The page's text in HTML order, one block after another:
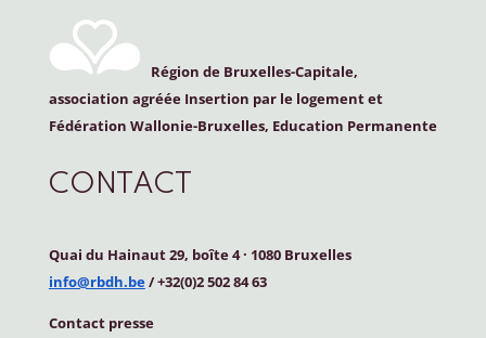
Région de Bruxelles-Capitale,
association agréée Insertion par le logement et
Fédération Wallonie-Bruxelles, Education Permanente
CONTACT
Quai du Hainaut 29, boîte 4· 1080 Bruxelles
info@rbdh.be/ +32(0)2 502 84 63
Contact presse